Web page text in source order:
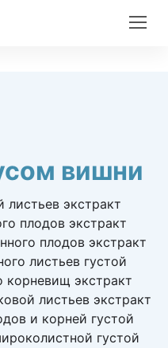
вишни
экстракт
плодов экстракт
плодов экстракт
листьев густой
корневищ экстракт
листьев экстракт
и корней густой
густой